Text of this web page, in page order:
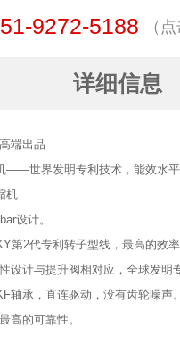
9272-5188 （
详细信息
端出品
——世界发明专利技术，能效水平
机
设计。
第2代专利转子型线，最高的效率
设计与提升阀相对应，全球发明
轴承，直连驱动，没有齿轮噪声。
高的可靠性。